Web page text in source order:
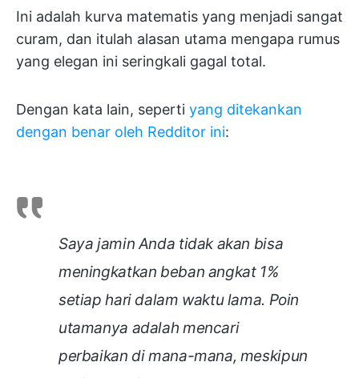
Ini adalah kurva matematis yang menjadi sangat
curam, dan itulah alasan utama mengapa rumus
yang elegan ini seringkali gagal total.
Dengan kata lain, seperti yang ditekankan
dengan benar oleh Redditor ini:
Saya jamin Anda tidak akan bisa
meningkatkan beban angkat 1%
setiap hari dalam waktu lama. Poin
utamanya adalah mencari
perbaikan di mana-mana, meskipun